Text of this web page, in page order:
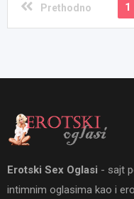
Prethodno 1
Erotski Sex Oglasi - sajt
intimnim oglasima kao i